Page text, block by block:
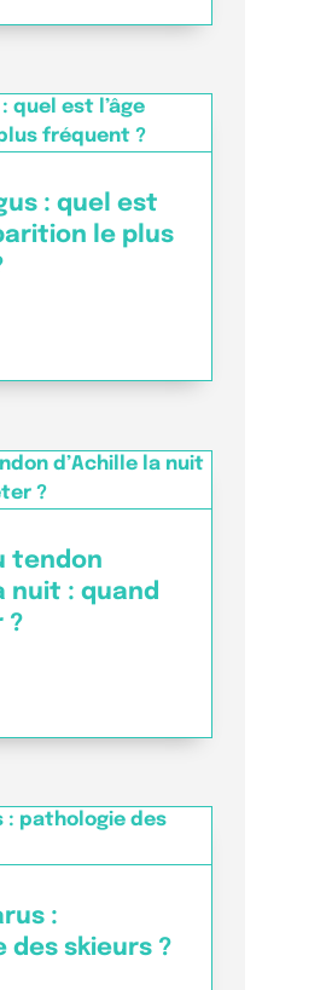
: quel est
le plus
tendon
nuit : quand
?
:
des skieurs ?